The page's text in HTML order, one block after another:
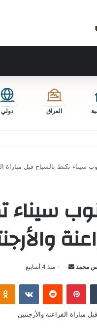
العراق دولي
سيناء تكتظ بالسياح قبل مباراة
سيناء
محمد
أرسل
إلكترونيا
منذ 4 أسابيع
بينتيريست